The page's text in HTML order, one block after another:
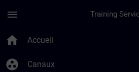
menu
home Accueil
group_work Canaux